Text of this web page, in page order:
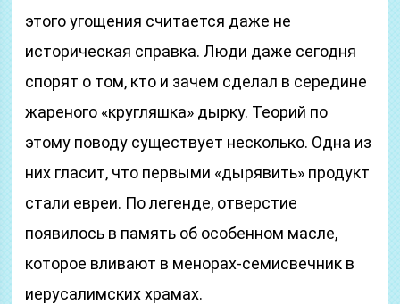
этого угощения считается даже не
историческая справка. Люди даже сегодня
спорят о том, кто и зачем сделал в середине
жареного «кругляшка» дырку. Теорий по
этому поводу существует несколько. Одна из
них гласит, что первыми «дырявить» продукт
стали евреи. По легенде, отверстие
появилось в память об особенном масле,
которое вливают в менорах-семисвечник в
иерусалимских храмах.